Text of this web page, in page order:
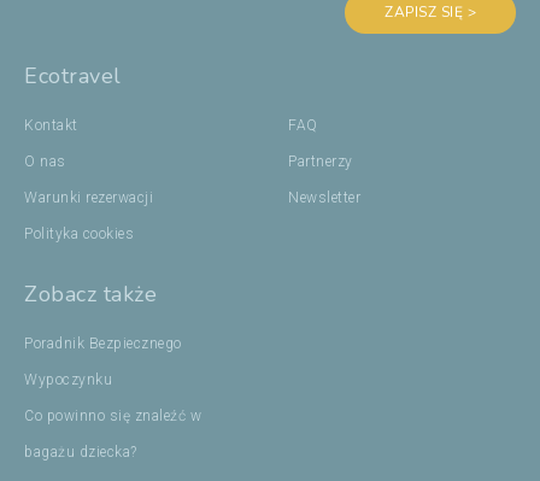
ZAPISZ SIĘ >
Ecotravel
Kontakt
O nas
Warunki rezerwacji
Polityka cookies
FAQ
Partnerzy
Newsletter
Zobacz także
Poradnik Bezpiecznego
Wypoczynku
Co powinno się znaleźć w
bagażu dziecka?